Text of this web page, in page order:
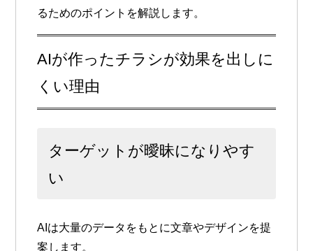
るためのポイントを解説します。
AIが作ったチラシが効果を出しに
くい理由
ターゲットが曖昧になりやす
い
AIは大量のデータをもとに文章やデザインを提
案します。